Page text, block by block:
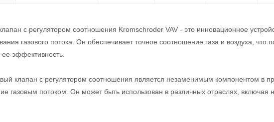
с регулятором соотношения Kromschroder VAV - это инновационное
газового потока. Он обеспечивает точное соотношение газа и воздуха,
ее эффективность.
клапан с регулятором соотношения является незаменимым компонентом в
газовым потоком. Он может быть использован в различных отраслях,